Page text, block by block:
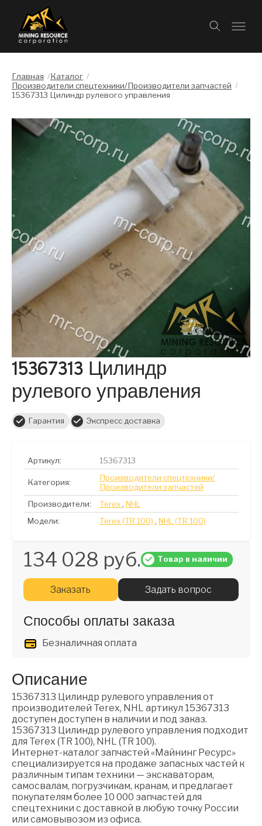
Главная /Каталог /
Производители спецтехники/Производители запчастей /
15367313 Цилиндр рулевого управления
Слайдшоу
15367313 Цилиндр
рулевого управления
Гарантия Экспресс доставка
Артикул: 15367313
Категория:
Производители спецтехники/
Производители запчастей
Производители:
Terex , NHL
Модели:
Terex (TR 100) , NHL (TR 100)
134 028 руб. Товар в наличии
Заказать Задать вопрос
Способы оплаты заказа
Безналичная оплата
Описание
15367313 Цилиндр рулевого управления от
производителей Terex, NHL артикул 15367313
доступен доступен в наличии и под заказ.
15367313 Цилиндр рулевого управления подходит
для Terex (TR 100), NHL (TR 100).
Интернет-каталог запчастей «Майнинг Ресурс»
специализируется на продаже запасных частей к
различным типам техники — экскаваторам,
самосвалам, погрузчикам, кранам, и предлагает
покупателям более 10 000 запчастей для
спецтехники с доставкой в любую точку России
или самовывозом из офиса.